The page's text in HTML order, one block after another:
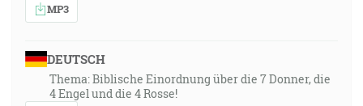
MP3
DEUTSCH
Thema: Biblische Einordnung über die 7 Donner, die
4 Engel und die 4 Rosse!